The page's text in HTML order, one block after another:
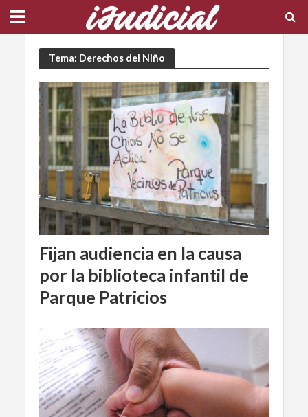
Tema: Derechos del Niño
Fijan audiencia en la causa
por la biblioteca infantil de
Parque Patricios